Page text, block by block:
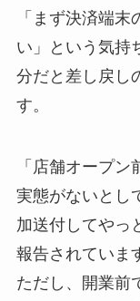
「まず決済端
い」という気持
分だと差し戻し
す。
「店舗オープン
実態がないとし
加送付してやっ
報告されていま
ただし、開業前